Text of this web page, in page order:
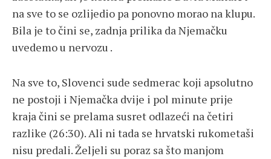
na sve to se ozlijedio pa ponovno morao na klupu.
Bila je to čini se, zadnja prilika da Njemačku
uvedemo u nervozu .
Na sve to, Slovenci sude sedmerac koji apsolutno
ne postoji i Njemačka dvije i pol minute prije
kraja čini se prelama susret odlazeći na četiri
razlike (26:30). Ali ni tada se hrvatski rukometaši
nisu predali. Željeli su poraz sa što manjom